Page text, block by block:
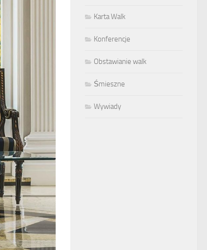
Karta Walk
Konferencje
Obstawianie walk
Śmieszne
Wywiady